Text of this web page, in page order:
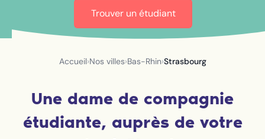
Trouver un étudiant
Accueil›Nos villes›Bas-Rhin›Strasbourg
Une dame de compagnie
étudiante, auprès de votre